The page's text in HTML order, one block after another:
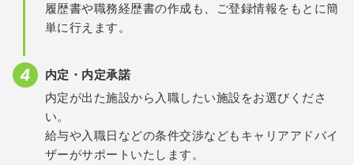
履歴書や職務経歴書の作成も、ご登録情報をもとに簡
単に行えます。
内定・内定承諾
内定が出た施設から入職したい施設をお選びくださ
い。
給与や入職日などの条件交渉などもキャリアアドバイ
ザーがサポートいたします。